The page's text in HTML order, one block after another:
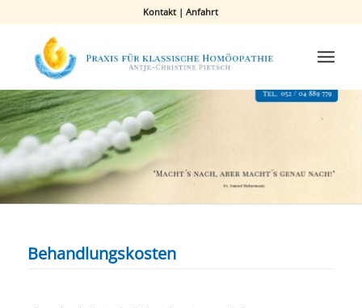
Kontakt |Anfahrt
Behandlungskosten